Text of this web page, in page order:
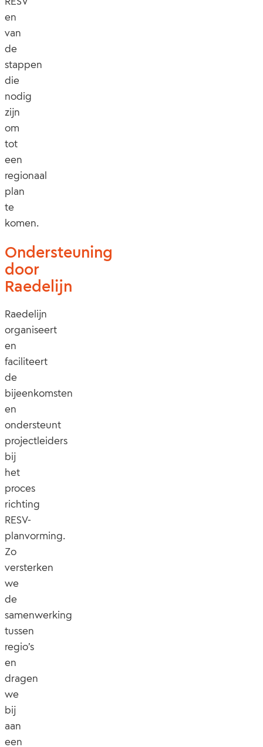
en
van
de
stappen
die
nodig
zijn
om
tot
een
regionaal
plan
te
komen.
Ondersteuning
door
Raedelijn
Raedelijn
organiseert
en
faciliteert
de
bijeenkomsten
en
ondersteunt
projectleiders
bij
het
proces
richting
RESV-
planvorming.
Zo
versterken
we
de
samenwerking
tussen
regio’s
en
dragen
we
bij
aan
een